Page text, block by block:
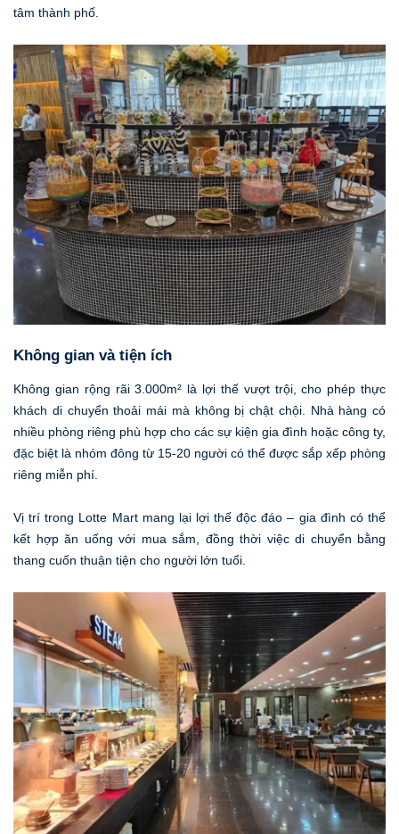
tâm thành phố.
Không gian và tiện ích
Không gian rộng rãi 3.000m² là lợi thế vượt trội, cho phép thực
khách di chuyển thoải mái mà không bị chật chội. Nhà hàng có
nhiều phòng riêng phù hợp cho các sự kiện gia đình hoặc công ty,
đặc biệt là nhóm đông từ 15-20 người có thể được sắp xếp phòng
riêng miễn phí.
Vị trí trong Lotte Mart mang lại lợi thế độc đáo – gia đình có thể
kết hợp ăn uống với mua sắm, đồng thời việc di chuyển bằng
thang cuốn thuận tiện cho người lớn tuổi.